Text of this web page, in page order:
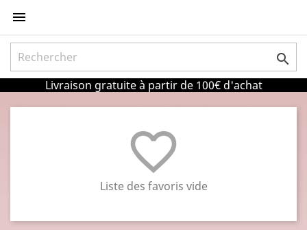


Livraison gratuite à partir de 100€ d'achat
favorite_border
Liste des favoris vide